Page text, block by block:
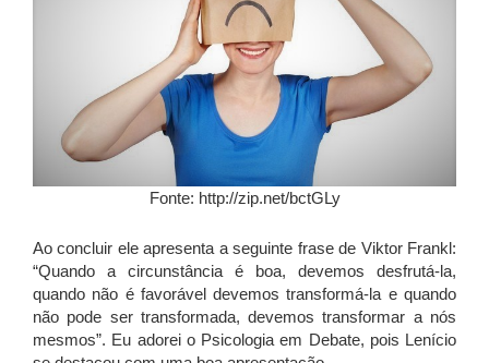
Fonte: http://zip.net/bctGLy
Ao concluir ele apresenta a seguinte frase de Viktor Frankl:
“Quando a circunstância é boa, devemos desfrutá-la,
quando não é favorável devemos transformá-la e quando
não pode ser transformada, devemos transformar a nós
mesmos”. Eu adorei o Psicologia em Debate, pois Lenício